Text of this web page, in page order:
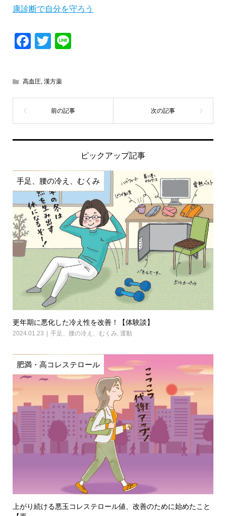
康診断で自分を守ろう
Facebook
Twitter
Line
高血圧, 漢方薬
ピックアップ記事
手足、腰の冷え、むくみ
更年期に悪化した冷え性を改善！【体験談】
2024.01.23 手足、腰の冷え、むくみ, 運動
肥満・高コレステロール
上がり続ける悪玉コレステロール値、改善のために始めたこと